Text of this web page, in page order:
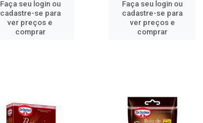
Faça seu login ou
cadastre-se para
ver preços e
comprar
Faça seu login ou
cadastre-se para
ver preços e
comprar